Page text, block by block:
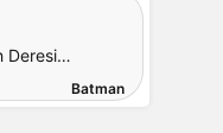
Deresi
ve yollar
Batman